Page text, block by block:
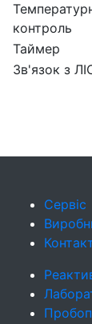
контроль
Таймер
Зв'язок з
Сервіс